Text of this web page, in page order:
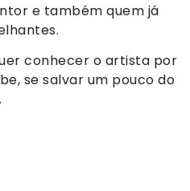
e também quem já
conhecer o artista por
se salvar um pouco do